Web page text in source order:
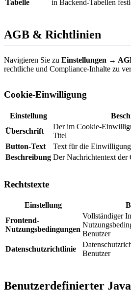
Tabelle in Backend-Tabellen
AGB & Richtlinien
Navigieren Sie zu Einstellungen →
rechtliche und Compliance-Inhalte zu
Cookie-Einwilligung
Einstellung
Überschrift
Der im Cookie-
Titel
Button-Text
Text für die
Beschreibung Der Nachrichtentext
Rechtstexte
Einstellung
Frontend-
Nutzungsbedingungen
Vollständiger
Benutzer
Datenschutzrichtlinie
Benutzer
Benutzerdefinierter